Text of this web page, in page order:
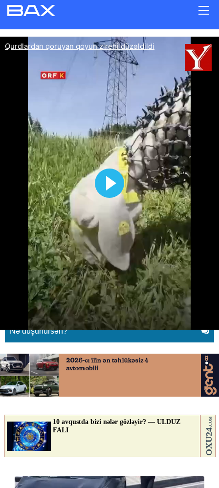
Qurdlardan qoruyan qoyun zirehi
düzəldildi
30.05.2026
YENILIK.AZ
Nə düşünürsən?